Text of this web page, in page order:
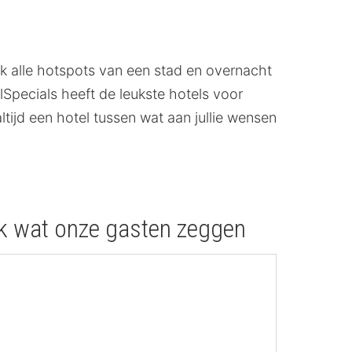
alle hotspots van een stad en overnacht
heeft de leukste hotels voor
een hotel tussen wat aan jullie wensen
onze gasten zeggen